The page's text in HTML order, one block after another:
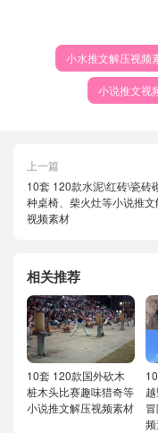
小水推文解压视频
小说推文视
上一篇
10套 120款水泥\红砖\瓷砖
种桌椅、柴火灶等小说推文
视频素材
相关推荐
10套 120款国外砍木
桩木头比赛趣味猎奇等
小说推文解压视频素材